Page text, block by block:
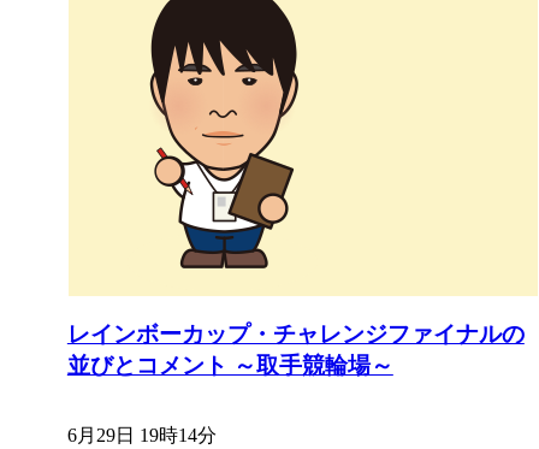
レインボーカップ・チャレンジファイナルの
並びとコメント ～取手競輪場～
6月29日 19時14分